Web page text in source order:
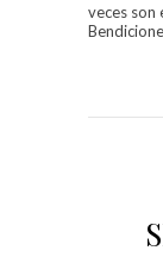
veces son